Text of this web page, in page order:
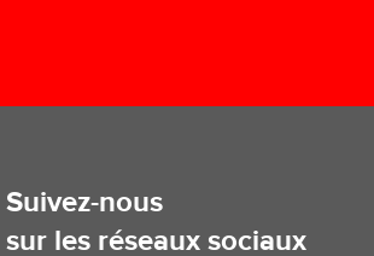
Suivez-nous
sur les réseaux sociaux